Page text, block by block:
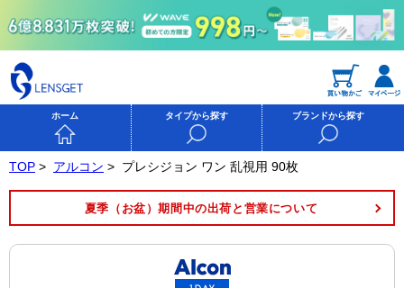
ホーム タイプから探す ブランドから探す
TOP > アルコン > プレシジョン ワン 乱視用 90枚
夏季（お盆）期間中の出荷と営業について